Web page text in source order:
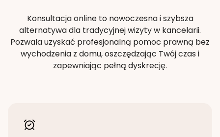
Konsultacja online to nowoczesna i szybsza
alternatywa dla tradycyjnej wizyty w kancelarii.
Pozwala uzyskać profesjonalną pomoc prawną bez
wychodzenia z domu, oszczędzając Twój czas i
zapewniając pełną dyskrecję.